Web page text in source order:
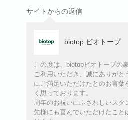
サイトからの返信
biotop ビオトープ
この度は、biotopビオトープの
ご利用いただき、誠にありがと
にご満足いただけたとのお言葉
く思っております。
周年のお祝いにふさわしいスタ
先様にも喜んでいただけたこと